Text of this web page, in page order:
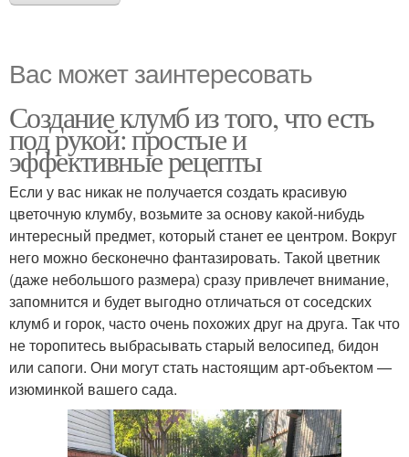
Вас может заинтересовать
Создание клумб из того, что есть
под рукой: простые и
эффективные рецепты
Если у вас никак не получается создать красивую
цветочную клумбу, возьмите за основу какой-нибудь
интересный предмет, который станет ее центром. Вокруг
него можно бесконечно фантазировать. Такой цветник
(даже небольшого размера) сразу привлечет внимание,
запомнится и будет выгодно отличаться от соседских
клумб и горок, часто очень похожих друг на друга. Так что
не торопитесь выбрасывать старый велосипед, бидон
или сапоги. Они могут стать настоящим арт-объектом —
изюминкой вашего сада.